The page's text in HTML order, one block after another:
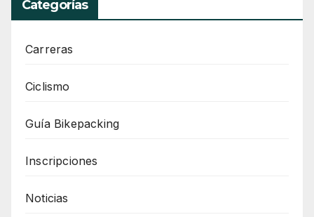
Categorías
Carreras
Ciclismo
Guía Bikepacking
Inscripciones
Noticias